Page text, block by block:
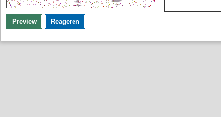
Preview Reageren